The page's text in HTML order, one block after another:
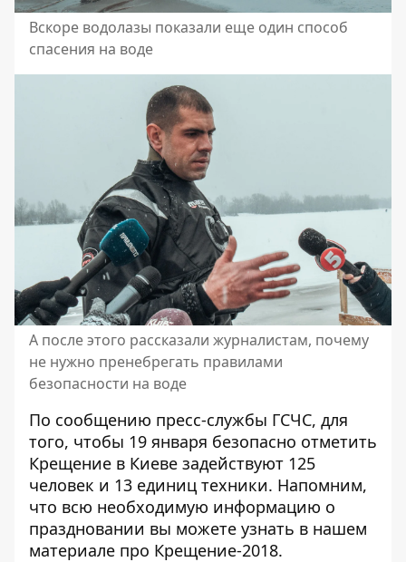
Вскоре водолазы показали еще один способ
спасения на воде
А после этого рассказали журналистам, почему
не нужно пренебрегать правилами
безопасности на воде
По сообщению пресс-службы ГСЧС, для
того, чтобы 19 января безопасно отметить
Крещение в Киеве задействуют 125
человек и 13 единиц техники. Напомним,
что всю необходимую информацию о
праздновании вы можете узнать в нашем
материале про Крещение-2018.